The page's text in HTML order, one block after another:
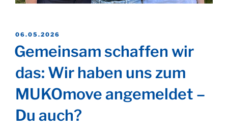
VERÖFFENTLICHT
06.05.2026
Gemeinsam schaffen wir
das: Wir haben uns zum
MUKOmove angemeldet –
Du auch?